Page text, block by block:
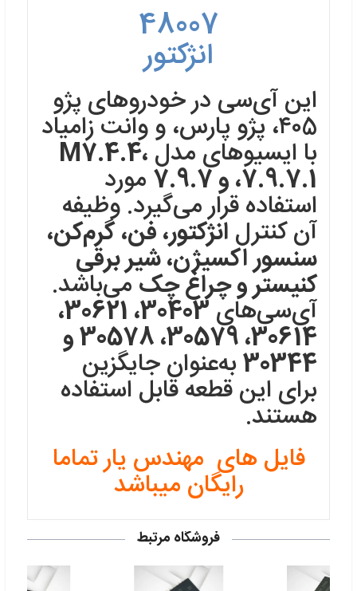
48007
انژکتور
این آی‌سی در خودروهای پژو
۴۰5، پژو پارس، و وانت زامیاد
با ایسیوهای مدل M7.4.4،
7.9.7.1، و 7.9.7 مورد
استفاده قرار می‌گیرد. وظیفه
آن کنترل انژکتور، فن، گرم‌کن،
سنسور اکسیژن، شیر برقی
کنیستر و چراغ چک می‌باشد.
آی‌سی‌های 30403، 30621،
30614، 30579، 30578 و
30344به‌عنوان جایگزین
برای این قطعه قابل استفاده
هستند.
فایل های مهندس یار تماما
رایگان میباشد
فروشگاه مرتبط